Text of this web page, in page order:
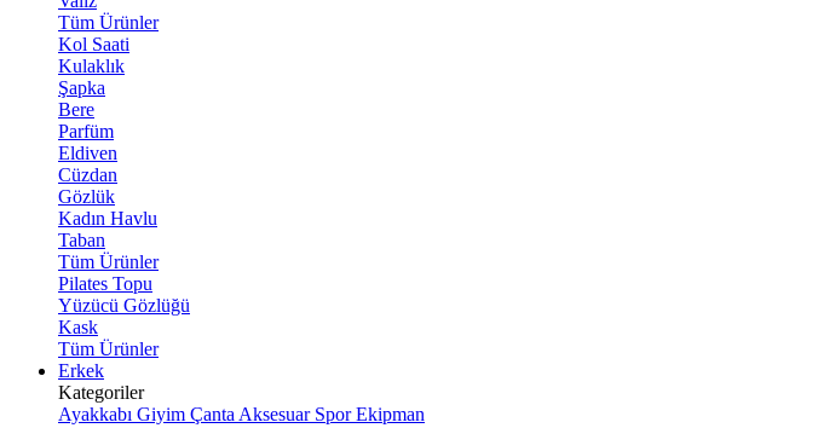
Tüm Ürünler
Kol Saati
Kulaklık
Şapka
Bere
Parfüm
Eldiven
Cüzdan
Gözlük
Kadın Havlu
Taban
Tüm Ürünler
Pilates Topu
Yüzücü Gözlüğü
Kask
Tüm Ürünler
Erkek
Kategoriler
Ayakkabı Giyim Çanta Aksesuar Spor Ekipman